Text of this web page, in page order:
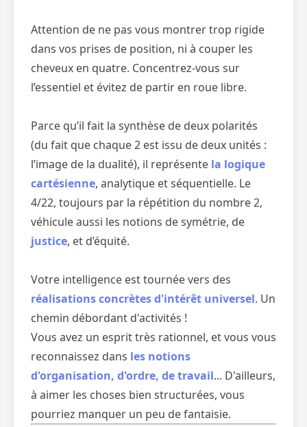
Attention de ne pas vous montrer trop rigide
dans vos prises de position, ni à couper les
cheveux en quatre. Concentrez-vous sur
l’essentiel et évitez de partir en roue libre.
Parce qu’il fait la synthèse de deux polarités
(du fait que chaque 2 est issu de deux unités :
l’image de la dualité), il représente la logique
cartésienne, analytique et séquentielle. Le
4/22, toujours par la répétition du nombre 2,
véhicule aussi les notions de symétrie, de
justice, et d’équité.
Votre intelligence est tournée vers des
réalisations concrètes d'intérêt universel. Un
chemin débordant d'activités !
Vous avez un esprit très rationnel, et vous vous
reconnaissez dans les notions
d'organisation, d'ordre, de travail... D'ailleurs,
à aimer les choses bien structurées, vous
pourriez manquer un peu de fantaisie.